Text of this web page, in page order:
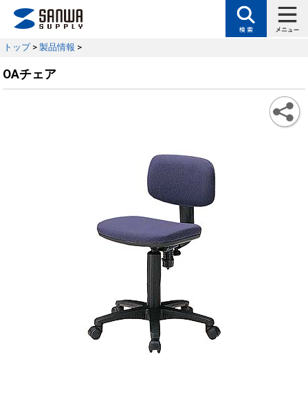
トップ> 製品情報 >
OAチェア